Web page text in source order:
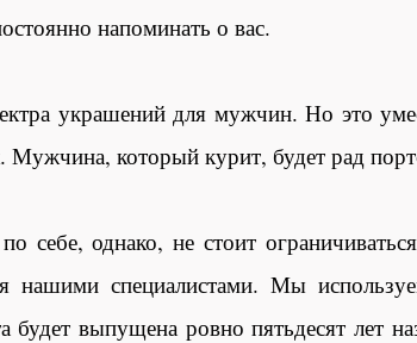
напоминать о вас.
украшений для мужчин. Но это
который курит, будет рад
себе, однако, не стоит
нашими специалистами. Мы
выпущена ровно пятьдесят лет